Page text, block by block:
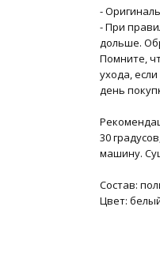
-
- При
дольше.
Помните,
ухода,
день
30
машину.
Состав:
Цвет: